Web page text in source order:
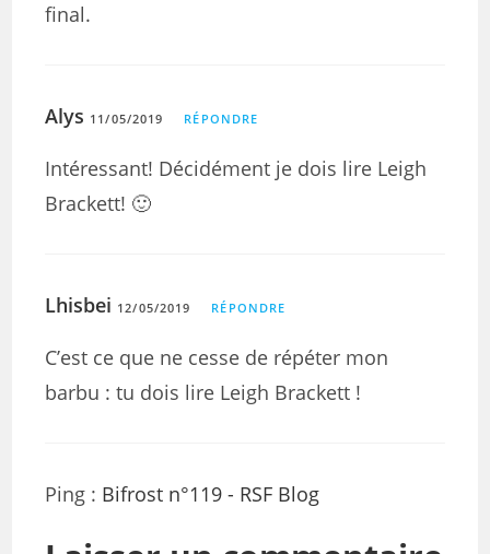
final.
Alys 11/05/2019 RÉPONDRE
Intéressant! Décidément je dois lire Leigh
Brackett! 🙂
Lhisbei 12/05/2019 RÉPONDRE
C’est ce que ne cesse de répéter mon
barbu : tu dois lire Leigh Brackett !
Ping : Bifrost n°119 - RSF Blog